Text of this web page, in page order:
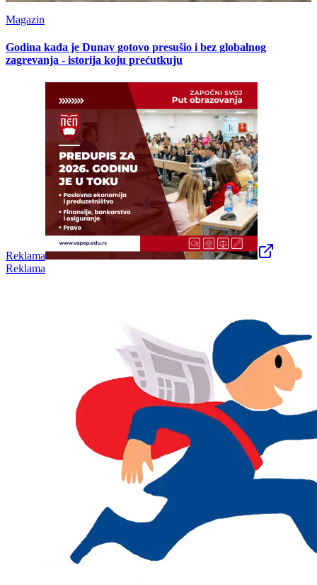
Magazin
Godina kada je Dunav gotovo presušio i bez globalnog
zagrevanja - istorija koju prećutkuju
Reklama
Reklama